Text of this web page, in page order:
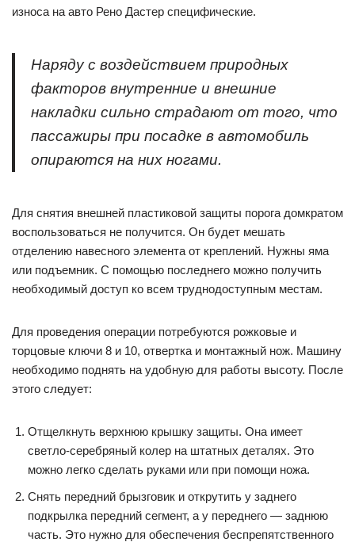
износа на авто Рено Дастер специфические.
Наряду с воздействием природных
факторов внутренние и внешние
накладки сильно страдают от того, что
пассажиры при посадке в автомобиль
опираются на них ногами.
Для снятия внешней пластиковой защиты порога домкратом
воспользоваться не получится. Он будет мешать
отделению навесного элемента от креплений. Нужны яма
или подъемник. С помощью последнего можно получить
необходимый доступ ко всем труднодоступным местам.
Для проведения операции потребуются рожковые и
торцовые ключи 8 и 10, отвертка и монтажный нож. Машину
необходимо поднять на удобную для работы высоту. После
этого следует:
Отщелкнуть верхнюю крышку защиты. Она имеет
светло-серебряный колер на штатных деталях. Это
можно легко сделать руками или при помощи ножа.
Снять передний брызговик и открутить у заднего
подкрылка передний сегмент, а у переднего — заднюю
часть. Это нужно для обеспечения беспрепятственного